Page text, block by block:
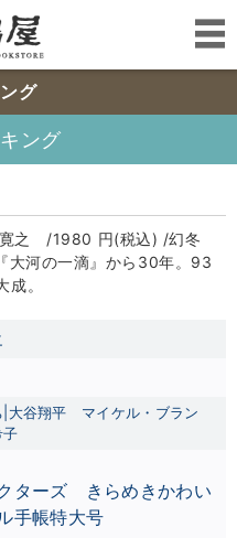
グ
ング
之 /1980 円(税込) /幻冬
大河の一滴』から30年。93
。
大谷翔平
マイケル・ブラン
子
ターズ きらめきかわい
手帳特大号